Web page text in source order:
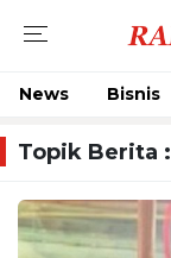
News Bisnis
Topik Berita :